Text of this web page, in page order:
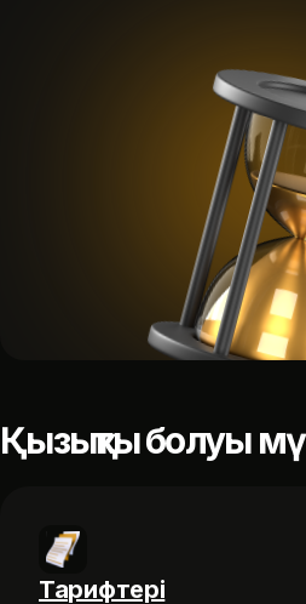
Қызықты болуы
Тарифтері